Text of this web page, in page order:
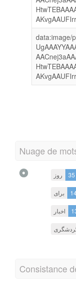
data:image/
Nuage de
روز 35
برای
اخبار
Consistance